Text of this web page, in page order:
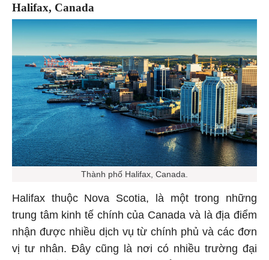
Halifax, Canada
Thành phố Halifax, Canada.
Halifax thuộc Nova Scotia, là một trong những
trung tâm kinh tế chính của Canada và là địa điểm
nhận được nhiều dịch vụ từ chính phủ và các đơn
vị tư nhân. Đây cũng là nơi có nhiều trường đại